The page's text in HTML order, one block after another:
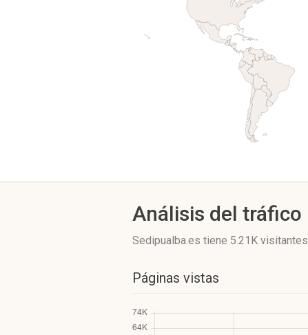
Análisis del tráfico
Sedipualba.es tiene 5.21K visitantes
Páginas vistas